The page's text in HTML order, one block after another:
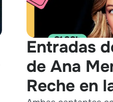
Entradas
de Ana
Reche en